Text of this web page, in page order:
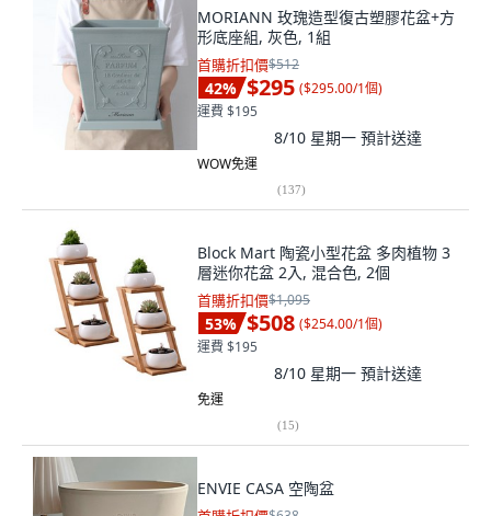
MORIANN 玫瑰造型復古塑膠花盆+方
形底座組, 灰色, 1組
首購折扣價$512
42% $295 ($295.00/1個)
運費 $195
8/10 星期一 預計送達
WOW免運
(137)
Block Mart 陶瓷小型花盆 多肉植物 3
層迷你花盆 2入, 混合色, 2個
首購折扣價$1,095
53% $508 ($254.00/1個)
運費 $195
8/10 星期一 預計送達
免運
(15)
ENVIE CASA 空陶盆